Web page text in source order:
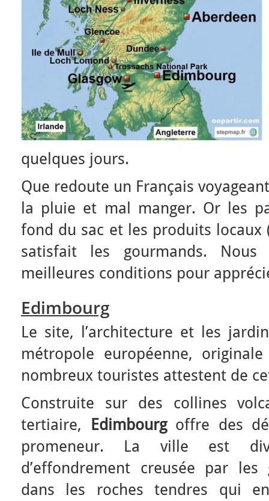
quelques jours.
Que redoute un Français
la pluie et mal manger. Or les
fond du sac et les produits locaux
satisfait les gourmands.
meilleures conditions pour
Edimbourg
Le site, l’architecture et les
métropole européenne,
nombreux touristes attestent de
Construite sur des collines
tertiaire,
Edimbourg offre des
promeneur. La ville est
d’effondrement creusée par
dans les roches tendres qui